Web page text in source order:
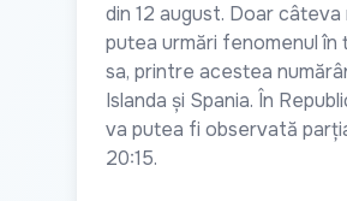
din 12 august. Doar
putea urmări fenomenul
sa, printre acestea
Islanda și Spania. În
va putea fi observată
20:15.